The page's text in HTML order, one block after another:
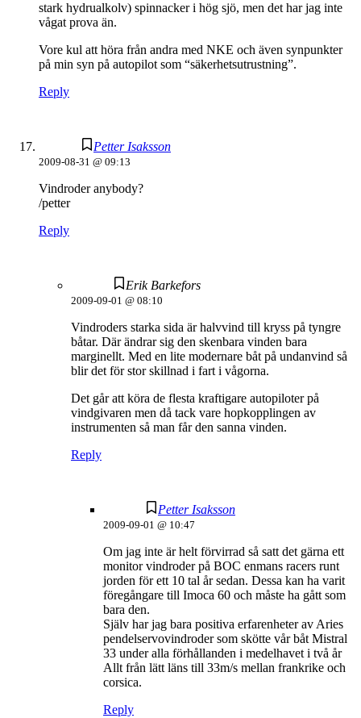
stark hydrualkolv) spinnacker i hög sjö, men det har jag inte
vågat prova än.
Vore kul att höra från andra med NKE och även synpunkter
på min syn på autopilot som “säkerhetsutrustning”.
Reply
Petter Isaksson
2009-08-31 @ 09:13
Vindroder anybody?
/petter
Reply
Erik Barkefors
2009-09-01 @ 08:10
Vindroders starka sida är halvvind till kryss på tyngre
båtar. Där ändrar sig den skenbara vinden bara
marginellt. Med en lite modernare båt på undanvind så
blir det för stor skillnad i fart i vågorna.
Det går att köra de flesta kraftigare autopiloter på
vindgivaren men då tack vare hopkopplingen av
instrumenten så man får den sanna vinden.
Reply
Petter Isaksson
2009-09-01 @ 10:47
Om jag inte är helt förvirrad så satt det gärna ett
monitor vindroder på BOC enmans racers runt
jorden för ett 10 tal år sedan. Dessa kan ha varit
föregångare till Imoca 60 och måste ha gått som
bara den.
Själv har jag bara positiva erfarenheter av Aries
pendelservovindroder som skötte vår båt Mistral
33 under alla förhållanden i medelhavet i två år
Allt från lätt läns till 33m/s mellan frankrike och
corsica.
Reply